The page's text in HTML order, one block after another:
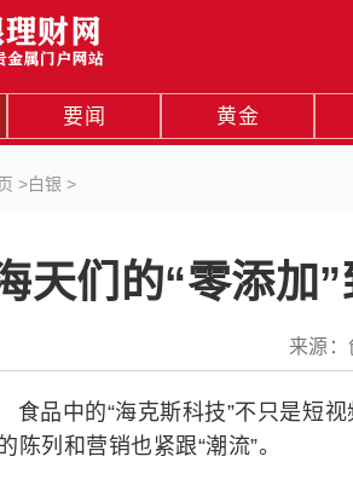
要闻 黄金
>白银 >
天们的“零添加
来源
食品中的“海克斯科技”不只是短
陈列和营销也紧跟“潮流”。